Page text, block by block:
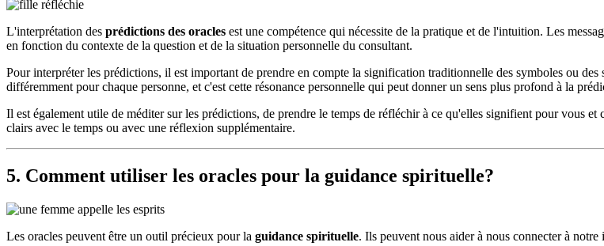
L'interprétation des prédictions des oracles est une compétence qui nécessite de la pratique et de l'intuition. Les
en fonction du contexte de la question et de la situation personnelle du consultant.
Pour interpréter les prédictions, il est important de prendre en compte la signification traditionnelle des symboles ou
différemment pour chaque personne, et c'est cette résonance personnelle qui peut donner un sens plus profond à la
Il est également utile de méditer sur les prédictions, de prendre le temps de réfléchir à ce qu'elles signifient pour vous
clairs avec le temps ou avec une réflexion supplémentaire.
5. Comment utiliser les oracles pour la guidance spirituelle?
Les oracles peuvent être un outil précieux pour la guidance spirituelle. Ils peuvent nous aider à nous connecter à